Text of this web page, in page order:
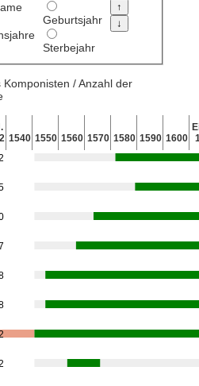
Geburtsjahr
Sterbejahr
/ Anzahl der
1540 1550 1560 1570 1580 1590 1600